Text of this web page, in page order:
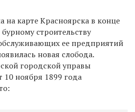
на карте Красноярска в конце
бурному строительству
ее предприятий
новая слобода.
городской управы
10 ноября 1899 года